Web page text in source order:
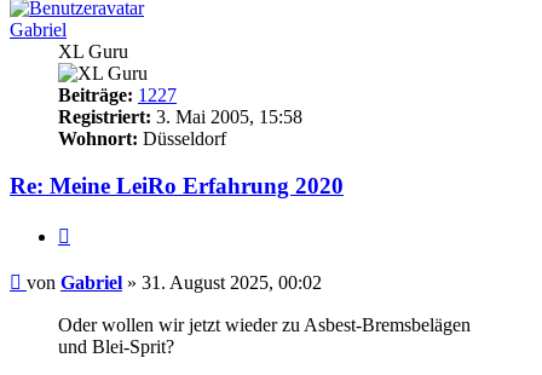
Gabriel
XL Guru
Beiträge: 1227
Registriert: 3. Mai 2005, 15:58
Wohnort: Düsseldorf
Re: Meine LeiRo Erfahrung 2020
Beitrag
von Gabriel » 31. August 2025, 00:02
Oder wollen wir jetzt wieder zu Asbest-Bremsbelägen
und Blei-Sprit?